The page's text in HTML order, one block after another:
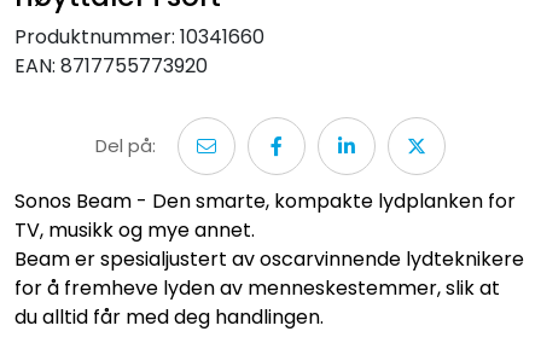
Produktnummer: 10341660
EAN: 8717755773920
Del på:
Sonos Beam - Den smarte, kompakte lydplanken for
TV, musikk og mye annet.
Beam er spesialjustert av oscarvinnende lydteknikere
for å fremheve lyden av menneskestemmer, slik at
du alltid får med deg handlingen.